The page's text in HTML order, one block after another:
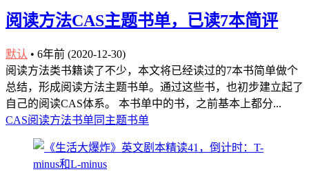
阅读方法CAS主题书单，已读7本简评
默认 • 6年前 (2020-12-30)
阅读方法类书籍读了不少，本文将已经读过的7本书简单做个
总结，形成阅读方法主题书单。通过这些书，也初步建立起了
自己的阅读CAS体系。 本书单中的书，之前基本上都分...
CAS阅读方法书单同主题书单